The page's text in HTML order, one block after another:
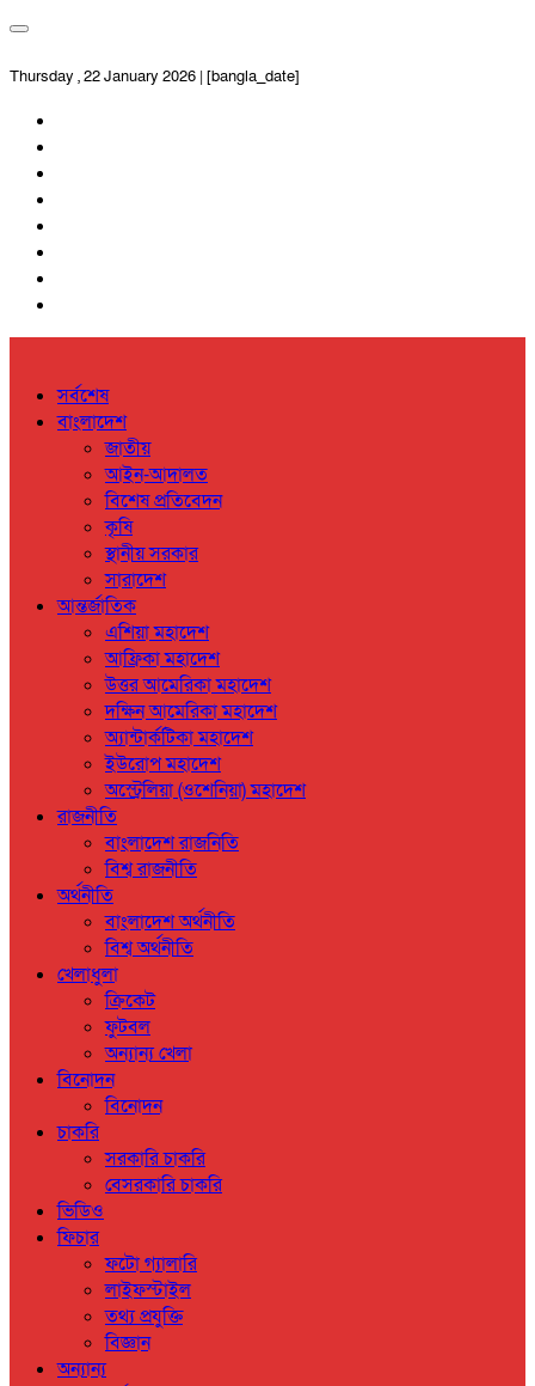
Thursday , 22 January 2026 | [bangla_date]
সর্বশেষ
বাংলাদেশ
জাতীয়
আইন-আদালত
বিশেষ প্রতিবেদন
কৃষি
স্থানীয় সরকার
সারাদেশ
আন্তর্জাতিক
এশিয়া মহাদেশ
আফ্রিকা মহাদেশ
উত্তর আমেরিকা মহাদেশ
দক্ষিন আমেরিকা মহাদেশ
অ্যান্টার্কটিকা মহাদেশ
ইউরোপ মহাদেশ
অস্ট্রেলিয়া (ওশেনিয়া) মহাদেশ
রাজনীতি
বাংলাদেশ রাজনিতি
বিশ্ব রাজনীতি
অর্থনীতি
বাংলাদেশ অর্থনীতি
বিশ্ব অর্থনীতি
খেলাধুলা
ক্রিকেট
ফুটবল
অন্যান্য খেলা
বিনোদন
বিনোদন
চাকরি
সরকারি চাকরি
বেসরকারি চাকরি
ভিডিও
ফিচার
ফটো গ্যালারি
লাইফস্টাইল
তথ্য প্রযুক্তি
বিজ্ঞান
অন্যান্য